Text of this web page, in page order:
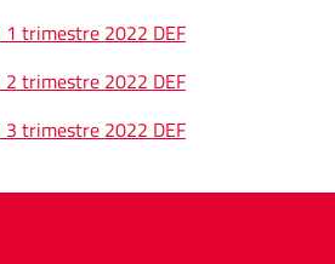
trimestre 2022 DEF
trimestre 2022 DEF
trimestre 2022 DEF